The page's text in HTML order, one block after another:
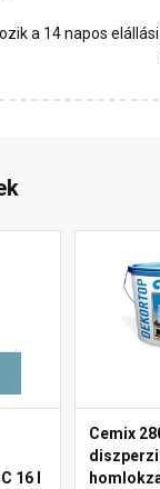
a 14 napos elállási
16 l
Cemix